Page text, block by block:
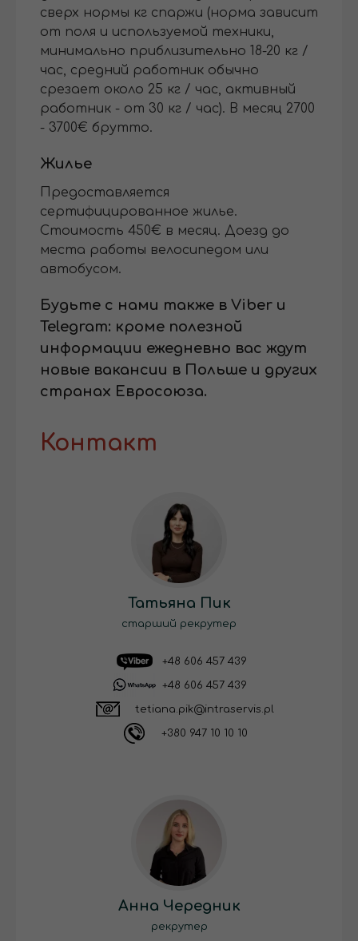
сверх нормы кг спаржи (норма зависит
от поля и используемой техники,
минимально приблизительно 18-20 кг /
час, средний работник обычно
срезает около 25 кг / час, активный
работник - от 30 кг / час). В месяц 2700
- 3700€ брутто.
Жилье
Предоставляется
сертифицированное жилье.
Стоимость 450€ в месяц. Доезд до
места работы велосипедом или
автобусом.
Будьте с нами также в Viber и
Telegram: кроме полезной
информации ежедневно вас ждут
новые вакансии в Польше и других
странах Евросоюза.
Контакт
Татьяна Пик
старший рекрутер
+48 606 457 439
+48 606 457 439
tetiana.pik@intraservis.pl
+380 947 10 10 10
Анна Чередник
рекрутер